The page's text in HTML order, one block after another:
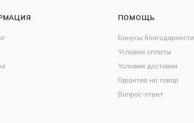
ПОМОЩЬ
Бонусы благодарности
Условия оплаты
Условия доставки
Гарантия на товар
Вопрос-ответ